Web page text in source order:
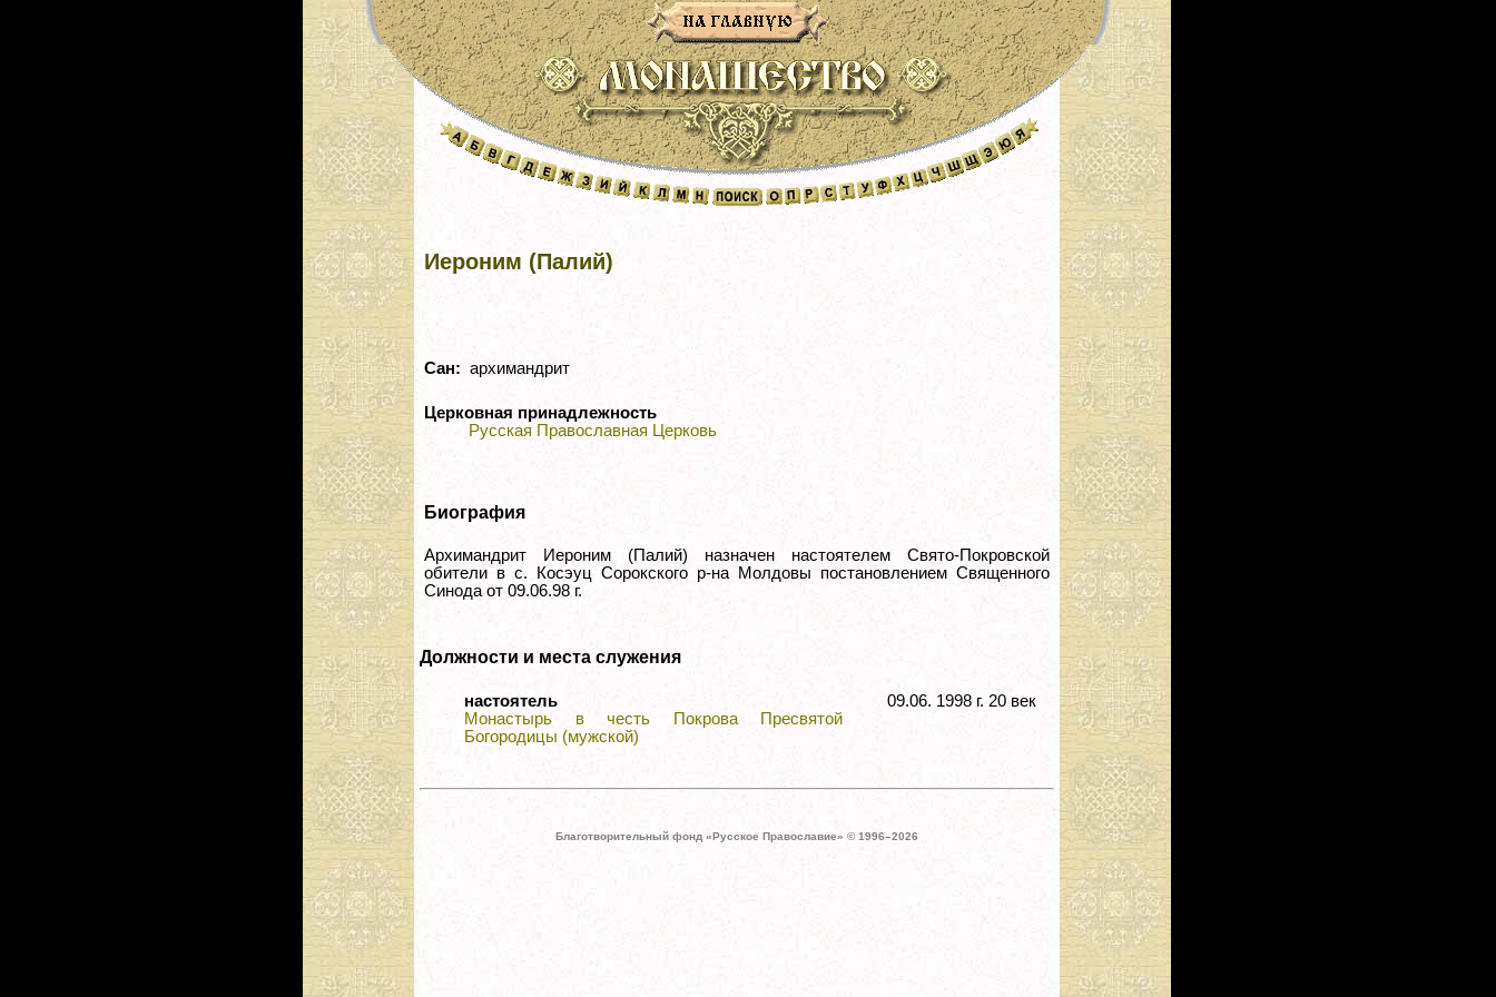
Иероним (Палий)
Сан: архимандрит
Церковная принадлежность
Русская Православная Церковь
Биография
Архимандрит Иероним (Палий) назначен настоятелем Свято-Покровской
обители в с. Косэуц Сорокского р-на Молдовы постановлением Священного
Синода от 09.06.98 г.
Должности и места служения
настоятель
Монастырь в честь Покрова Пресвятой
Богородицы (мужской)
09.06. 1998 г. 20 век
Благотворительный фонд «Русское Православие» © 1996–2026